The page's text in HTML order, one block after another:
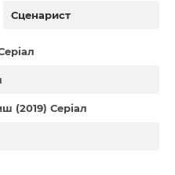
Сценарист
(2019) Серіал